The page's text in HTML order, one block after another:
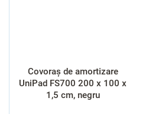
Covoraș de amortizare
UniPad FS700 200 x 100 x
1,5 cm, negru